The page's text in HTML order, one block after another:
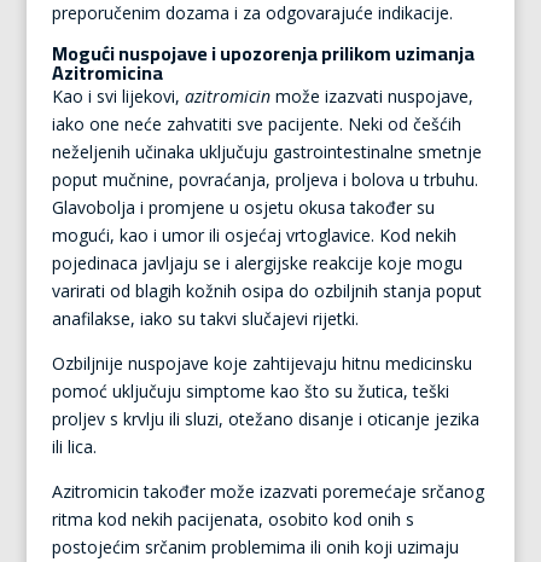
preporučenim dozama i za odgovarajuće indikacije.
Mogući nuspojave i upozorenja prilikom uzimanja
Azitromicina
Kao i svi lijekovi, azitromicinmože izazvati nuspojave,
iako one neće zahvatiti sve pacijente. Neki od češćih
neželjenih učinaka uključuju gastrointestinalne smetnje
poput mučnine, povraćanja, proljeva i bolova u trbuhu.
Glavobolja i promjene u osjetu okusa također su
mogući, kao i umor ili osjećaj vrtoglavice. Kod nekih
pojedinaca javljaju se i alergijske reakcije koje mogu
varirati od blagih kožnih osipa do ozbiljnih stanja poput
anafilakse, iako su takvi slučajevi rijetki.
Ozbiljnije nuspojave koje zahtijevaju hitnu medicinsku
pomoć uključuju simptome kao što su žutica, teški
proljev s krvlju ili sluzi, otežano disanje i oticanje jezika
ili lica.
Azitromicin također može izazvati poremećaje srčanog
ritma kod nekih pacijenata, osobito kod onih s
postojećim srčanim problemima ili onih koji uzimaju